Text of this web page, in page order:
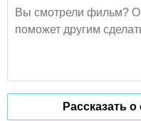
Рассказать